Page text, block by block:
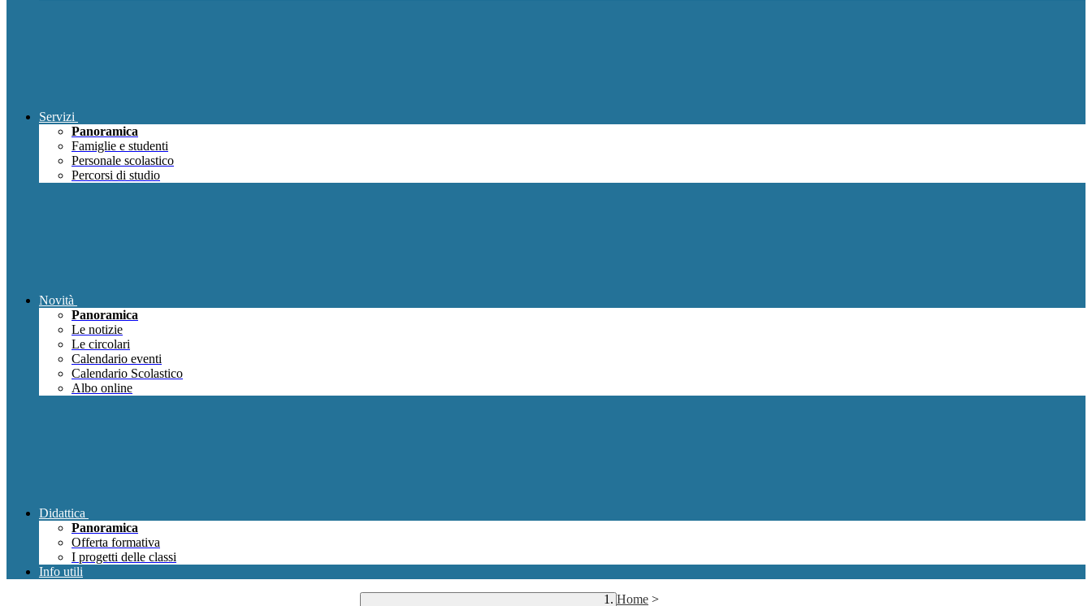
Servizi
Panoramica
Famiglie e studenti
Personale scolastico
Percorsi di studio
Novità
Panoramica
Le notizie
Le circolari
Calendario eventi
Calendario Scolastico
Albo online
Didattica
Panoramica
Offerta formativa
I progetti delle classi
Info utili
Home >